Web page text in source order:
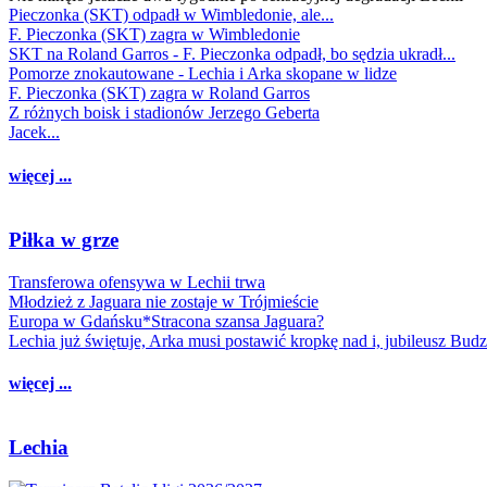
Pieczonka (SKT) odpadł w Wimbledonie, ale...
F. Pieczonka (SKT) zagra w Wimbledonie
SKT na Roland Garros - F. Pieczonka odpadł, bo sędzia ukradł...
Pomorze znokautowane - Lechia i Arka skopane w lidze
F. Pieczonka (SKT) zagra w Roland Garros
Z różnych boisk i stadionów Jerzego Geberta
Jacek...
więcej ...
Piłka w grze
Transferowa ofensywa w Lechii trwa
Młodzież z Jaguara nie zostaje w Trójmieście
Europa w Gdańsku*Stracona szansa Jaguara?
Lechia już świętuje, Arka musi postawić kropkę nad i, jubileusz
więcej ...
Lechia